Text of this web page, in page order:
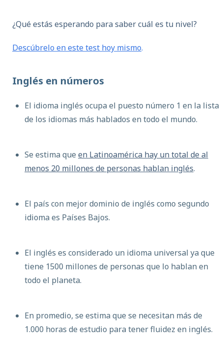
¿Qué estás esperando para saber cuál es tu nivel?
Descúbrelo en este test hoy mismo.
Inglés en números
El idioma inglés ocupa el puesto número 1 en la lista
de los idiomas más hablados en todo el mundo.
Se estima que en Latinoamérica hay un total de al
menos 20 millones de personas hablan inglés.
El país con mejor dominio de inglés como segundo
idioma es Países Bajos.
El inglés es considerado un idioma universal ya que
tiene 1500 millones de personas que lo hablan en
todo el planeta.
En promedio, se estima que se necesitan más de
1.000 horas de estudio para tener fluidez en inglés.